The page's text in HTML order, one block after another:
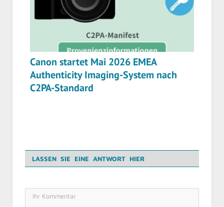
Canon startet Mai 2026 EMEA
Authenticity Imaging-System nach
C2PA-Standard
LASSEN SIE EINE ANTWORT HIER